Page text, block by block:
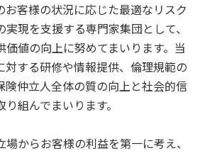
お客様の状況に応じた最適なリスク
現を支援する専門家集団として、
価値の向上に努めてまいります。当
対する研修や情報提供、倫理規範の
険仲立人全体の質の向上と社会的信
組んでまいります。
からお客様の利益を第一に考え、